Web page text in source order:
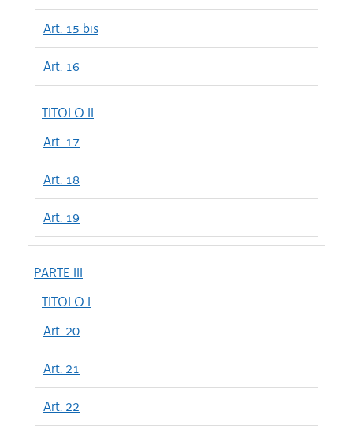
Art. 15 bis
Art. 16
TITOLO II
Art. 17
Art. 18
Art. 19
PARTE III
TITOLO I
Art. 20
Art. 21
Art. 22